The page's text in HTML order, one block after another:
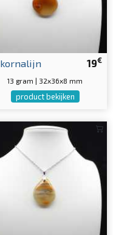
19€
kornalijn
13 gram | 32x36x8 mm
product bekijken